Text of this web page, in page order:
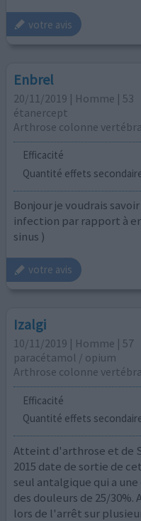
votre avis
Enbrel
20/11/2019 | Homme | 53
étanercept
Arthrose colonne
Efficacité
Quantité effets
Bonjour je voudrais
infection par rapport à
sinus )
votre avis
Izalgi
10/11/2019 | Homme | 57
paracétamol / opium
Arthrose colonne
Efficacité
Quantité effets
Atteint d'arthrose et de
2015 date de sortie de
seul antalgique qui a
des douleurs de 25/
lors de l'arrêt sur